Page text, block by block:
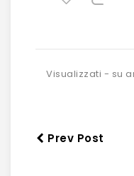
Visualizzati - su
Prev Post